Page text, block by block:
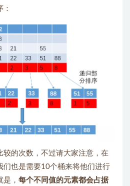
较的次数，不过请大家注意，在
们也是需要10个桶来将他们进行
， 每个不同值的元素都会占据